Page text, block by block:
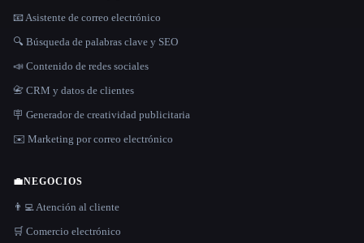
📧 Asistente de correo electrónico
🔍 Búsqueda de palabras clave y SEO
📣 Contenido de redes sociales
📇 CRM y datos de clientes
🪧 Generador de creatividad publicitaria
✉️ Marketing por correo electrónico
💼NEGOCIOS
👨‍💻 Atención al cliente
🛒 Comercio electrónico